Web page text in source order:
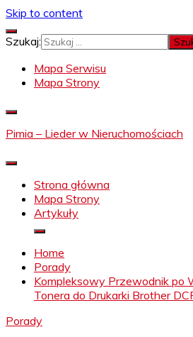
Skip to content
Szukaj:
Mapa Serwisu
Mapa Strony
Pimia – Lieder w Nieruchomościach
Strona główna
Mapa Strony
Artykuły
Home
Porady
Kompleksowy Przewodnik po
Tonera do Drukarki Brother
Porady